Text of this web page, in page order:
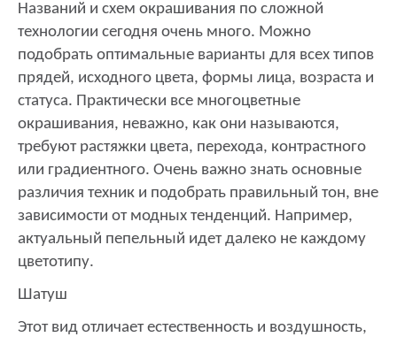
Названий и схем окрашивания по сложной
технологии сегодня очень много. Можно
подобрать оптимальные варианты для всех типов
прядей, исходного цвета, формы лица, возраста и
статуса. Практически все многоцветные
окрашивания, неважно, как они называются,
требуют растяжки цвета, перехода, контрастного
или градиентного. Очень важно знать основные
различия техник и подобрать правильный тон, вне
зависимости от модных тенденций. Например,
актуальный пепельный идет далеко не каждому
цветотипу.
Шатуш
Этот вид отличает естественность и воздушность,